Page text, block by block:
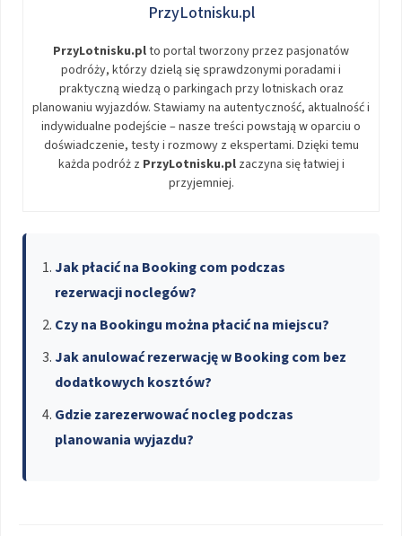
PrzyLotnisku.pl
PrzyLotnisku.plto portal tworzony przez pasjonatów
podróży, którzy dzielą się sprawdzonymi poradami i
praktyczną wiedzą o parkingach przy lotniskach oraz
planowaniu wyjazdów. Stawiamy na autentyczność, aktualność i
indywidualne podejście – nasze treści powstają w oparciu o
doświadczenie, testy i rozmowy z ekspertami. Dzięki temu
każda podróż z PrzyLotnisku.plzaczyna się łatwiej i
przyjemniej.
Jak płacić na Booking com podczas
rezerwacji noclegów?
Czy na Bookingu można płacić na miejscu?
Jak anulować rezerwację w Booking com bez
dodatkowych kosztów?
Gdzie zarezerwować nocleg podczas
planowania wyjazdu?